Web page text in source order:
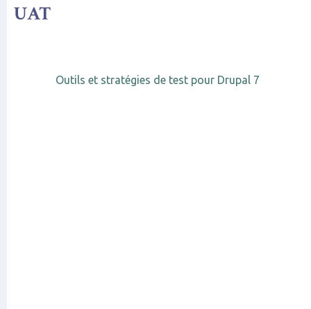
UAT
Outils et stratégies de test pour Drupal 7